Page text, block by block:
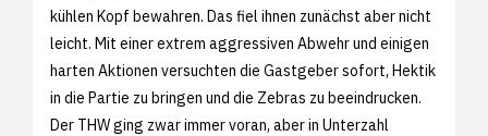
kühlen Kopf bewahren. Das fiel ihnen zunächst aber nicht
leicht. Mit einer extrem aggressiven Abwehr und einigen
harten Aktionen versuchten die Gastgeber sofort, Hektik
in die Partie zu bringen und die Zebras zu beeindrucken.
Der THW ging zwar immer voran, aber in Unterzahl